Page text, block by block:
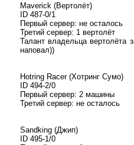
Maverick (Вертолёт)
ID 487-0/1
Первый сервер: не осталось
Третий сервер: 1 вертолёт
Талант владельца вертолёта
наповал))
Hotring Racer (Хотринг Сумо)
ID 494-2/0
Первый сервер: 2 машины
Третий сервер: не осталось
Sandking (Джип)
ID 495-1/0